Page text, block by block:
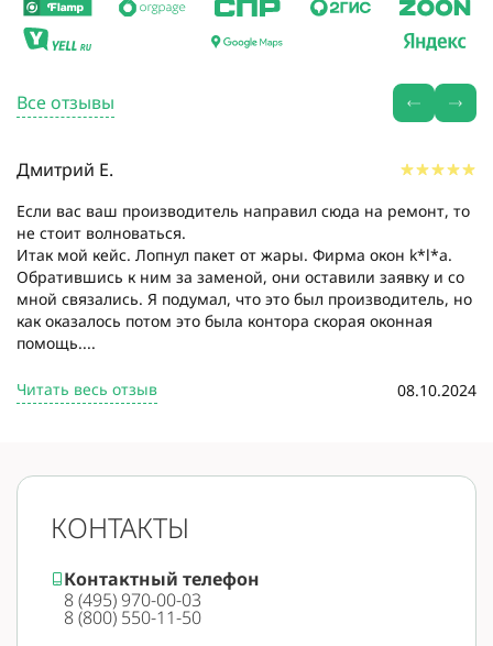
Все отзывы
Дмитрий Е.
Если вас ваш производитель направил сюда на ремонт, то
не стоит волноваться.
Итак мой кейс. Лопнул пакет от жары. Фирма окон k*l*a.
Обратившись к ним за заменой, они оставили заявку и со
мной связались. Я подумал, что это был производитель, но
как оказалось потом это была контора скорая оконная
помощь....
Читать весь отзыв 08.10.2024
КОНТАКТЫ
Контактный телефон
8 (495) 970-00-03
8 (800) 550-11-50